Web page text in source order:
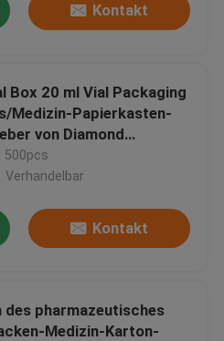
Kontakt
Box 20 ml Vial Packaging
Medizin-Papierkasten-
von Diamond
500pcs
Verhandelbar
Kontakt
des pharmazeutisches
Medizin-Karton-